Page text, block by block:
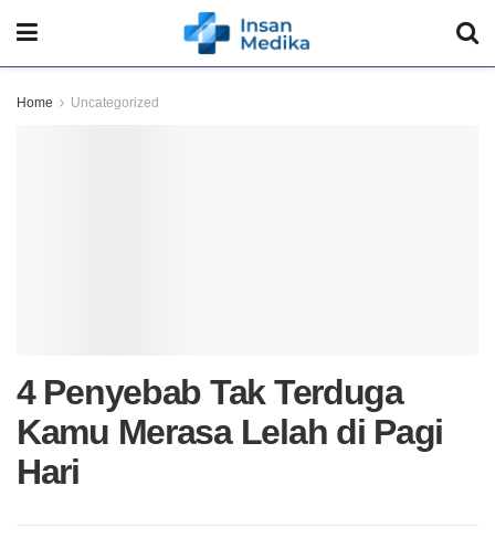
Home Uncategorized
4 Penyebab Tak Terduga
Kamu Merasa Lelah di Pagi
Hari